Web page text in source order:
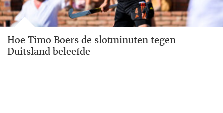
Hoe Timo Boers de slotminuten tegen
Duitsland beleefde